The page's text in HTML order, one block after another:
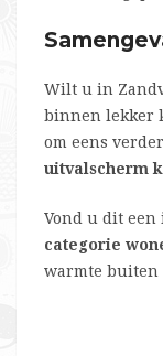
Wilt u in
binnen lekker
om eens
uitvalscherm
Vond u dit een
categorie
warmte buiten